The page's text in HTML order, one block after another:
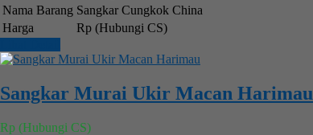
Nama Barang Sangkar Cungkok China
Harga
Rp (Hubungi CS)
Sangkar Murai Ukir Macan Harimau
Rp (Hubungi CS)